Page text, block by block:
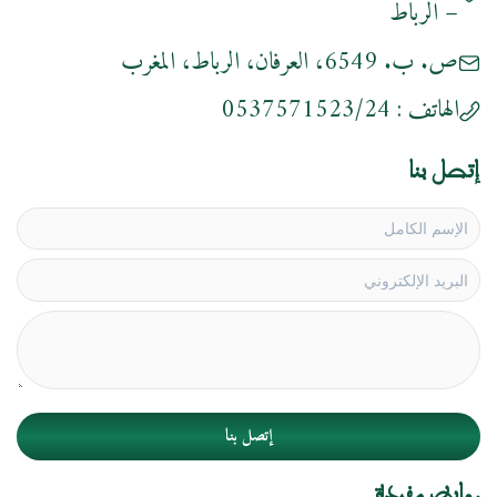
– الرباط
ص. ب. 6549، العرفان، الرباط، المغرب
الهاتف : 0537571523/24
إتصل بنا
إتصل بنا